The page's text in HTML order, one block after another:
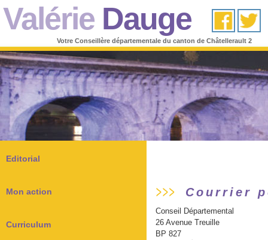
Valérie Dauge
Votre Conseillère départementale du canton de Châtellerault 2
Editorial
Mon action
Curriculum
Courrier
Conseil Départemental
26 Avenue Treuille
BP 827